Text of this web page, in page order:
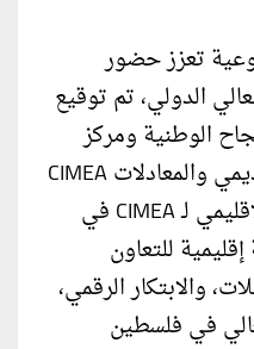
تعزز حضور
الدولي، تم توقيع
الوطنية ومركز
المعلومات حول التنقل الأكاديمي والمعادلات CIMEA
في إيطاليا لإنشاء المكتب الإقليمي لـ CIMEA في
للتعاون
والابتكار الرقمي،
في فلسطين